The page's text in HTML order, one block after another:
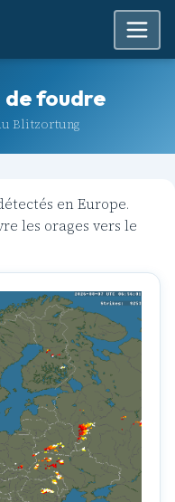
foudre
Blitzortung
en Europe.
les orages vers le